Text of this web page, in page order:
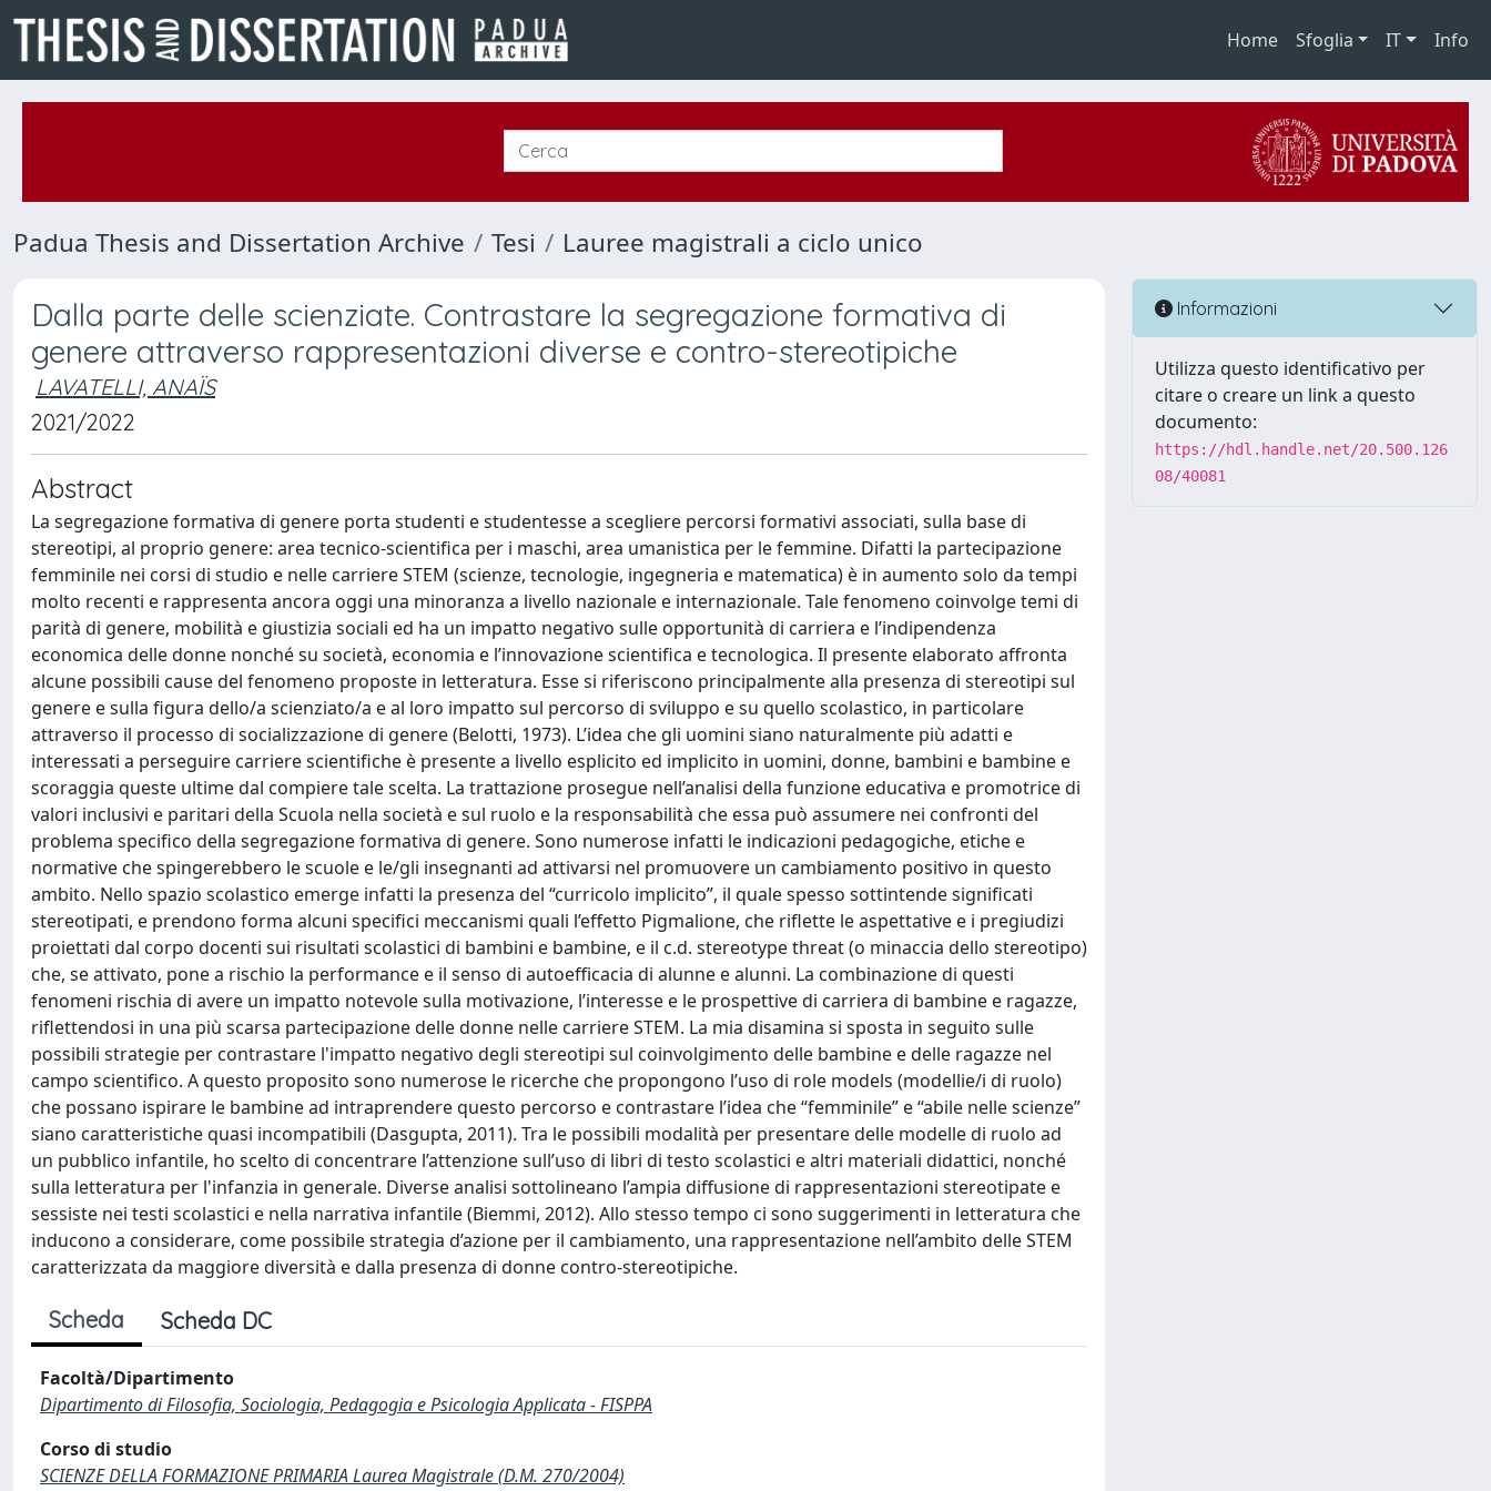
Home Sfoglia IT Info
Padua Thesis and Dissertation Archive Tesi Lauree magistrali a ciclo unico
Dalla parte delle scienziate. Contrastare la segregazione formativa di
genere attraverso rappresentazioni diverse e contro-stereotipiche
LAVATELLI, ANAÏS
2021/2022
Abstract
La segregazione formativa di genere porta studenti e studentesse a scegliere percorsi formativi associati, sulla base di
stereotipi, al proprio genere: area tecnico-scientifica per i maschi, area umanistica per le femmine. Difatti la partecipazione
femminile nei corsi di studio e nelle carriere STEM (scienze, tecnologie, ingegneria e matematica) è in aumento solo da tempi
molto recenti e rappresenta ancora oggi una minoranza a livello nazionale e internazionale. Tale fenomeno coinvolge temi di
parità di genere, mobilità e giustizia sociali ed ha un impatto negativo sulle opportunità di carriera e l’indipendenza
economica delle donne nonché su società, economia e l’innovazione scientifica e tecnologica. Il presente elaborato affronta
alcune possibili cause del fenomeno proposte in letteratura. Esse si riferiscono principalmente alla presenza di stereotipi sul
genere e sulla figura dello/a scienziato/a e al loro impatto sul percorso di sviluppo e su quello scolastico, in particolare
attraverso il processo di socializzazione di genere (Belotti, 1973). L’idea che gli uomini siano naturalmente più adatti e
interessati a perseguire carriere scientifiche è presente a livello esplicito ed implicito in uomini, donne, bambini e bambine e
scoraggia queste ultime dal compiere tale scelta. La trattazione prosegue nell’analisi della funzione educativa e promotrice di
valori inclusivi e paritari della Scuola nella società e sul ruolo e la responsabilità che essa può assumere nei confronti del
problema specifico della segregazione formativa di genere. Sono numerose infatti le indicazioni pedagogiche, etiche e
normative che spingerebbero le scuole e le/gli insegnanti ad attivarsi nel promuovere un cambiamento positivo in questo
ambito. Nello spazio scolastico emerge infatti la presenza del “curricolo implicito”, il quale spesso sottintende significati
stereotipati, e prendono forma alcuni specifici meccanismi quali l’effetto Pigmalione, che riflette le aspettative e i pregiudizi
proiettati dal corpo docenti sui risultati scolastici di bambini e bambine, e il c.d. stereotype threat (o minaccia dello stereotipo)
che, se attivato, pone a rischio la performance e il senso di autoefficacia di alunne e alunni. La combinazione di questi
fenomeni rischia di avere un impatto notevole sulla motivazione, l’interesse e le prospettive di carriera di bambine e ragazze,
riflettendosi in una più scarsa partecipazione delle donne nelle carriere STEM. La mia disamina si sposta in seguito sulle
possibili strategie per contrastare l'impatto negativo degli stereotipi sul coinvolgimento delle bambine e delle ragazze nel
campo scientifico. A questo proposito sono numerose le ricerche che propongono l’uso di role models (modellie/i di ruolo)
che possano ispirare le bambine ad intraprendere questo percorso e contrastare l’idea che “femminile” e “abile nelle scienze”
siano caratteristiche quasi incompatibili (Dasgupta, 2011). Tra le possibili modalità per presentare delle modelle di ruolo ad
un pubblico infantile, ho scelto di concentrare l’attenzione sull’uso di libri di testo scolastici e altri materiali didattici, nonché
sulla letteratura per l'infanzia in generale. Diverse analisi sottolineano l’ampia diffusione di rappresentazioni stereotipate e
sessiste nei testi scolastici e nella narrativa infantile (Biemmi, 2012). Allo stesso tempo ci sono suggerimenti in letteratura che
inducono a considerare, come possibile strategia d’azione per il cambiamento, una rappresentazione nell’ambito delle STEM
caratterizzata da maggiore diversità e dalla presenza di donne contro-stereotipiche.
Scheda Scheda DC
Facoltà/Dipartimento
Dipartimento di Filosofia, Sociologia, Pedagogia e Psicologia Applicata - FISPPA
Corso di studio
SCIENZE DELLA FORMAZIONE PRIMARIA Laurea Magistrale (D.M. 270/2004)
Informazioni
Utilizza questo identificativo per
citare o creare un link a questo
documento:
https://hdl.handle.net/20.500.126
08/40081